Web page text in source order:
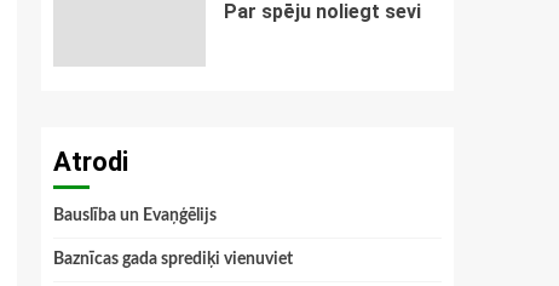
Par spēju noliegt sevi
Atrodi
Bauslība un Evaņģēlijs
Baznīcas gada sprediķi vienuviet